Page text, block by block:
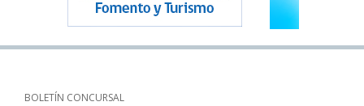
BOLETÍN CONCURSAL